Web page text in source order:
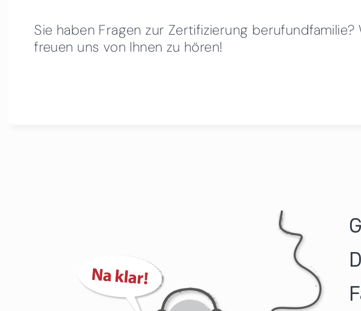
Sie haben Fragen zur Zertifizierung berufundfamilie?
freuen uns von Ihnen zu hören!